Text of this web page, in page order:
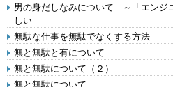
男の身だしなみについて ～「エンジ
しい
無駄な仕事を無駄でなくする方法
無と無駄と有について
無と無駄について（２）
無と無駄について